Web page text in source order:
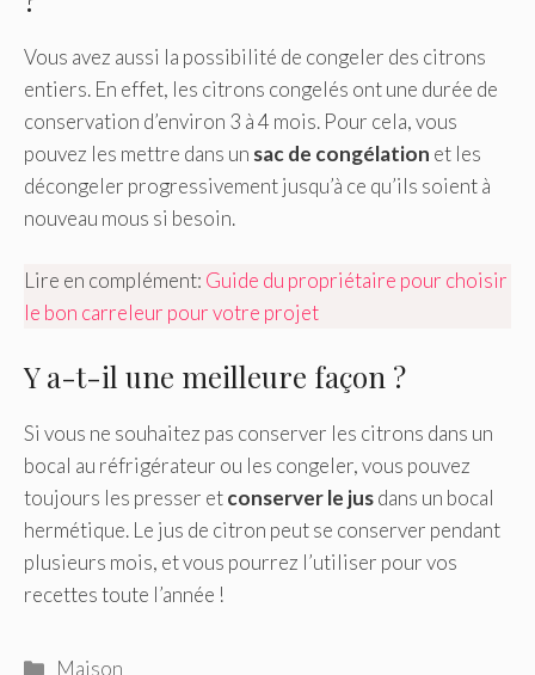
Vous avez aussi la possibilité de congeler des citrons
entiers. En effet, les citrons congelés ont une durée de
conservation d’environ 3 à 4 mois. Pour cela, vous
pouvez les mettre dans un sac de congélation et les
décongeler progressivement jusqu’à ce qu’ils soient à
nouveau mous si besoin.
Lire en complément: Guide du propriétaire pour choisir
le bon carreleur pour votre projet
Y a-t-il une meilleure façon ?
Si vous ne souhaitez pas conserver les citrons dans un
bocal au réfrigérateur ou les congeler, vous pouvez
toujours les presser etconserver le jusdans un bocal
hermétique. Le jus de citron peut se conserver pendant
plusieurs mois, et vous pourrez l’utiliser pour vos
recettes toute l’année !
Catégories
Maison